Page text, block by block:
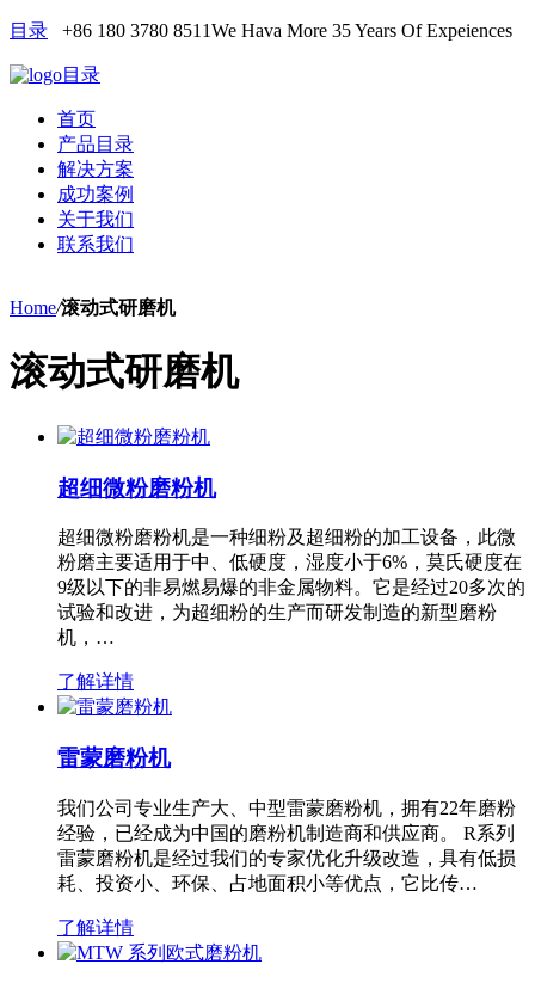
目录 +86 180 3780 8511We Hava More 35 Years Of Expeiences
目录
首页
产品目录
解决方案
成功案例
关于我们
联系我们
Home/滚动式研磨机
滚动式研磨机
超细微粉磨粉机
超细微粉磨粉机是一种细粉及超细粉的加工设备，此微
粉磨主要适用于中、低硬度，湿度小于6%，莫氏硬度在
9级以下的非易燃易爆的非金属物料。它是经过20多次的
试验和改进，为超细粉的生产而研发制造的新型磨粉
机，…
了解详情
雷蒙磨粉机
我们公司专业生产大、中型雷蒙磨粉机，拥有22年磨粉
经验，已经成为中国的磨粉机制造商和供应商。 R系列
雷蒙磨粉机是经过我们的专家优化升级改造，具有低损
耗、投资小、环保、占地面积小等优点，它比传…
了解详情